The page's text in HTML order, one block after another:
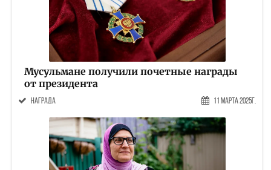
Мусульмане получили почетные награды
от президента
награда 11 Марта 2025г.